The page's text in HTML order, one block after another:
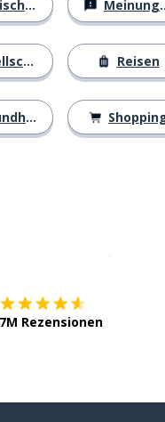
Meinungen
Reisen
Rezensionen